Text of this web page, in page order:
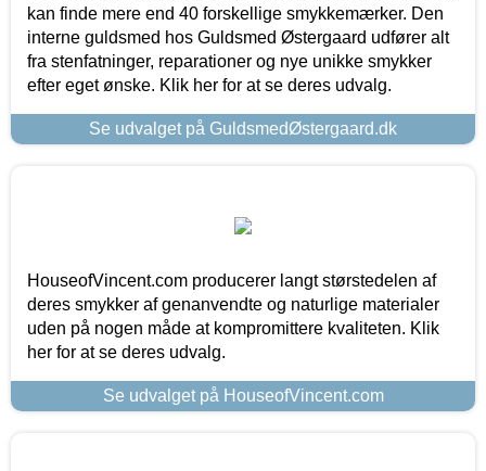
kan finde mere end 40 forskellige smykkemærker. Den
interne guldsmed hos Guldsmed Østergaard udfører alt
fra stenfatninger, reparationer og nye unikke smykker
efter eget ønske. Klik her for at se deres udvalg.
Se udvalget på GuldsmedØstergaard.dk
HouseofVincent.com producerer langt størstedelen af
deres smykker af genanvendte og naturlige materialer
uden på nogen måde at kompromittere kvaliteten. Klik
her for at se deres udvalg.
Se udvalget på HouseofVincent.com